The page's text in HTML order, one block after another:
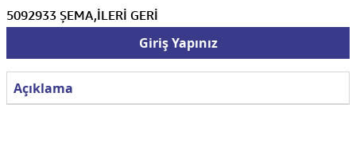
5092933 ŞEMA,İLERİ GERİ
Giriş Yapınız
Açıklama